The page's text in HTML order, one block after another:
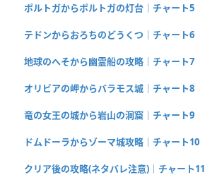
ポルトガからポルトガの灯台｜チャート5
テドンからおろちのどうくつ｜チャート6
地球のへそから幽霊船の攻略｜チャート7
オリビアの岬からバラモス城｜チャート8
竜の女王の城から岩山の洞窟｜チャート9
ドムドーラからゾーマ城攻略｜チャート10
クリア後の攻略(ネタバレ注意)｜チャート11